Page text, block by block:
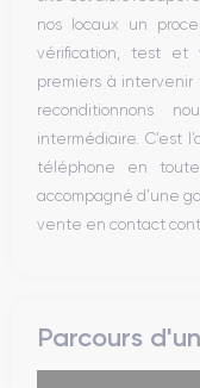
nos locaux un
vérification, test et
premiers à
reconditionnons
intermédiaire. C’est
téléphone en toute
accompagné d’une
vente en contact
Parcours